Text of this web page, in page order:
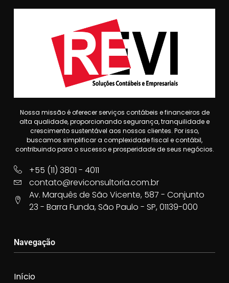
Nossa missão é oferecer serviços contábeis e financeiros de
alta qualidade, proporcionando segurança, tranquilidade e
crescimento sustentável aos nossos clientes. Por isso,
buscamos simplificar a complexidade fiscal e contábil,
contribuindo para o sucesso e prosperidade de seus negócios.
+55 (11) 3801 - 4011
contato@reviconsultoria.com.br
Av. Marquês de São Vicente, 587 - Conjunto
23 - Barra Funda, São Paulo - SP, 01139-000
Navegação
Início